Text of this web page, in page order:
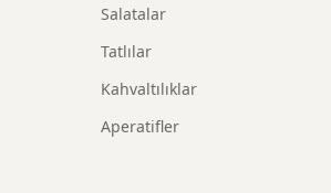
Salatalar
Tatlılar
Kahvaltılıklar
Aperatifler